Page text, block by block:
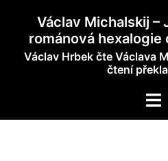
content
Václav Michalskij –
románová hexalogie
Václav Hrbek čte Václava
čtení